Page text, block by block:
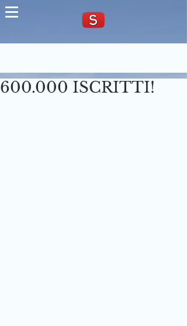
600.000 ISCRITTI!